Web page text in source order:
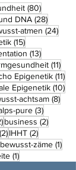
(80)80
DNA (28)28
atmen (24)24
(15)15 Beiträge
(13)13 Beiträge
(11)11
Epigenetik (11)11
Epigenetik (10)10
achtsam (8)8
Beiträge
pure (3)3 Beiträge
2 Beiträge
business (2)2
(2)2 Beiträge
IHHT (2)2 Beiträge
Beitrag
bewusst-zäme (1)1
(1)1 Beitrag